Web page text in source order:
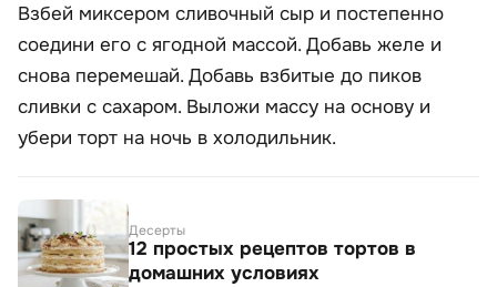
Взбей миксером сливочный сыр и постепенно
соедини его с ягодной массой. Добавь желе и
снова перемешай. Добавь взбитые до пиков
сливки с сахаром. Выложи массу на основу и
убери торт на ночь в холодильник.
Десерты
12 простых рецептов тортов в
домашних условиях